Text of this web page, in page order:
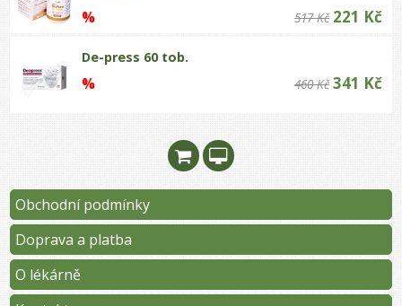
% 517 Kč221 Kč
De-press 60 tob.
% 460 Kč341 Kč
Obchodní podmínky
Doprava a platba
O lékárně